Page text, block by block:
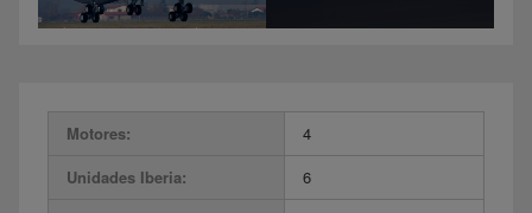
Motores:
4
Unidades Iberia:
6